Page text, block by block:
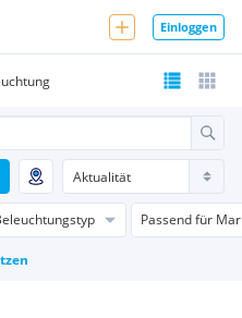
Einloggen
Passend für